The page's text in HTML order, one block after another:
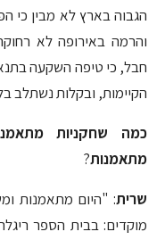
הגבוה בארץ לא מבין כי
והרמה באירופה לא
חבל, כי טיפה השקעה
הקיימות, ובקלות נשתלב
כמה שחקניות
מתאמנות?
שרית
מוקדים: בבית הספר